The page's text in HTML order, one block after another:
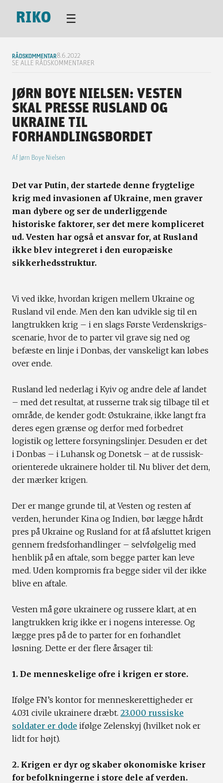
RIKO ☰
RÅDSKOMMENTAR8.6.2022
SE ALLE RÅDSKOMMENTARER
JØRN BOYE NIELSEN: VESTEN
SKAL PRESSE RUSLAND OG
UKRAINE TIL
FORHANDLINGSBORDET
Af Jørn Boye Nielsen
Det var Putin, der startede denne frygtelige
krig med invasionen af Ukraine, men graver
man dybere og ser de underliggende
historiske faktorer, ser det mere kompliceret
ud. Vesten har også et ansvar for, at Rusland
ikke blev integreret i den europæiske
sikkerhedsstruktur.
Vi ved ikke, hvordan krigen mellem Ukraine og
Rusland vil ende. Men den kan udvikle sig til en
langtrukken krig – i en slags Første Verdenskrigs-
scenarie, hvor de to parter vil grave sig ned og
befæste en linje i Donbas, der vanskeligt kan løbes
over ende.
Rusland led nederlag i Kyiv og andre dele af landet
– med det resultat, at russerne trak sig tilbage til et
område, de kender godt: Østukraine, ikke langt fra
deres egen grænse og derfor med forbedret
logistik og lettere forsyningslinjer. Desuden er det
i Donbas – i Luhansk og Donetsk – at de russisk-
orienterede ukrainere holder til. Nu bliver det dem,
der mærker krigen.
Der er mange grunde til, at Vesten og resten af
verden, herunder Kina og Indien, bør lægge hårdt
pres på Ukraine og Rusland for at få afsluttet krigen
gennem fredsforhandlinger – selvfølgelig med
henblik på en aftale, som begge parter kan leve
med. Uden kompromis fra begge sider vil der ikke
blive en aftale.
Vesten må gøre ukrainere og russere klart, at en
langtrukken krig ikke er i nogens interesse. Og
lægge pres på de to parter for en forhandlet
løsning. Dette er der flere årsager til:
1. De menneskelige ofre i krigen er store.
Ifølge FN’s kontor for menneskerettigheder er
4.031 civile ukrainere dræbt. 23.000 russiske
soldater er døde ifølge Zelenskyj (hvilket nok er
lidt for højt).
2. Krigen er dyr og skaber økonomiske kriser
for befolkningerne i store dele af verden.